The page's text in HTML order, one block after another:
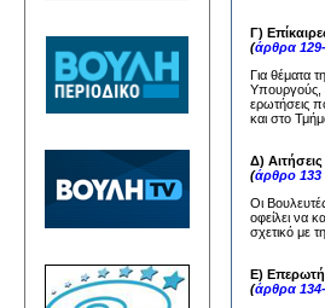
Γ)
(άρθρα
Για θέματα
Υπουργούς,
ερωτήσεις
και στο
Δ)
(άρθρο 133
Οι
οφείλει να
σχετικό με
Ε)
(άρθρα